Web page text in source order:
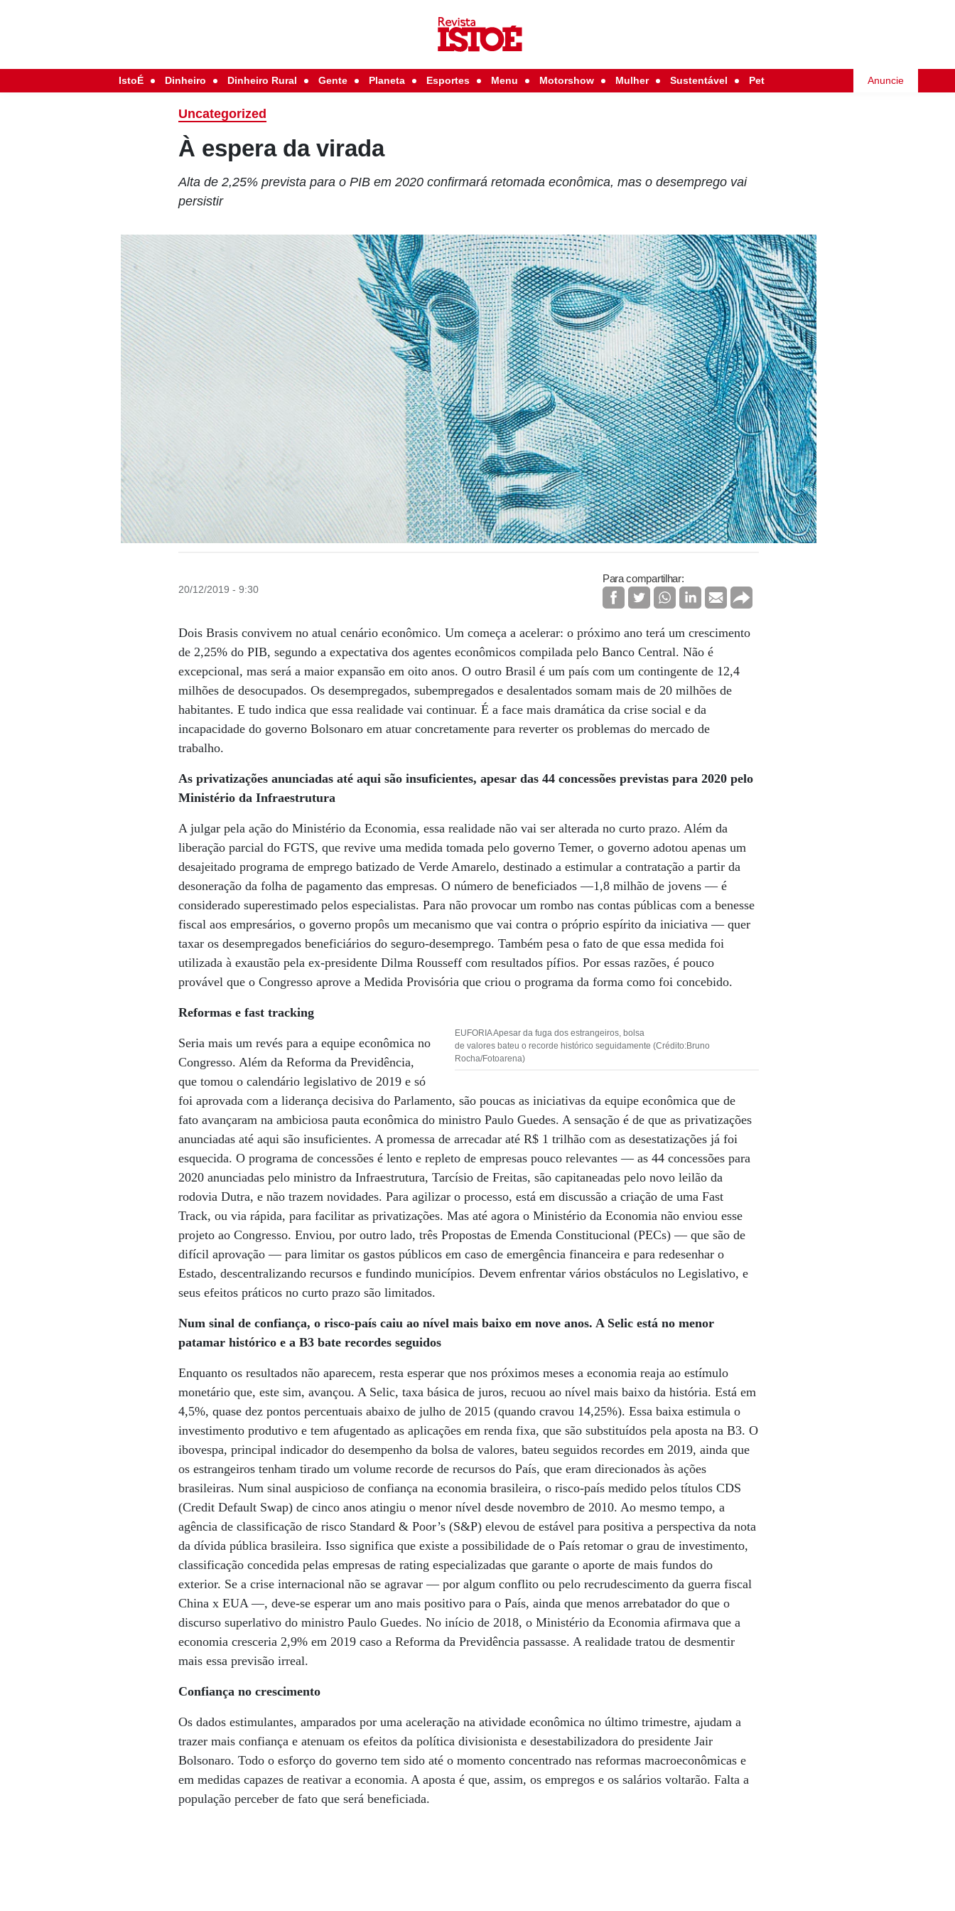
IstoÉ Dinheiro Dinheiro Rural Gente Planeta Esportes Menu Motorshow Mulher Sustentável Pet Anuncie
Uncategorized
À espera da virada
Alta de 2,25% prevista para o PIB em 2020 confirmará retomada econômica, mas o desemprego vai
persistir
20/12/2019 - 9:30
Para compartilhar:
Dois Brasis convivem no atual cenário econômico. Um começa a acelerar: o próximo ano terá um crescimento
de 2,25% do PIB, segundo a expectativa dos agentes econômicos compilada pelo Banco Central. Não é
excepcional, mas será a maior expansão em oito anos. O outro Brasil é um país com um contingente de 12,4
milhões de desocupados. Os desempregados, subempregados e desalentados somam mais de 20 milhões de
habitantes. E tudo indica que essa realidade vai continuar. É a face mais dramática da crise social e da
incapacidade do governo Bolsonaro em atuar concretamente para reverter os problemas do mercado de
trabalho.
As privatizações anunciadas até aqui são insuficientes, apesar das 44 concessões previstas para 2020 pelo
Ministério da Infraestrutura
A julgar pela ação do Ministério da Economia, essa realidade não vai ser alterada no curto prazo. Além da
liberação parcial do FGTS, que revive uma medida tomada pelo governo Temer, o governo adotou apenas um
desajeitado programa de emprego batizado de Verde Amarelo, destinado a estimular a contratação a partir da
desoneração da folha de pagamento das empresas. O número de beneficiados —1,8 milhão de jovens — é
considerado superestimado pelos especialistas. Para não provocar um rombo nas contas públicas com a benesse
fiscal aos empresários, o governo propôs um mecanismo que vai contra o próprio espírito da iniciativa — quer
taxar os desempregados beneficiários do seguro-desemprego. Também pesa o fato de que essa medida foi
utilizada à exaustão pela ex-presidente Dilma Rousseff com resultados pífios. Por essas razões, é pouco
provável que o Congresso aprove a Medida Provisória que criou o programa da forma como foi concebido.
EUFORIA Apesar da fuga dos estrangeiros, bolsa
de valores bateu o recorde histórico seguidamente (Crédito:Bruno
Rocha/Fotoarena)
Reformas e fast tracking
Seria mais um revés para a equipe econômica no
Congresso. Além da Reforma da Previdência,
que tomou o calendário legislativo de 2019 e só
foi aprovada com a liderança decisiva do Parlamento, são poucas as iniciativas da equipe econômica que de
fato avançaram na ambiciosa pauta econômica do ministro Paulo Guedes. A sensação é de que as privatizações
anunciadas até aqui são insuficientes. A promessa de arrecadar até R$ 1 trilhão com as desestatizações já foi
esquecida. O programa de concessões é lento e repleto de empresas pouco relevantes — as 44 concessões para
2020 anunciadas pelo ministro da Infraestrutura, Tarcísio de Freitas, são capitaneadas pelo novo leilão da
rodovia Dutra, e não trazem novidades. Para agilizar o processo, está em discussão a criação de uma Fast
Track, ou via rápida, para facilitar as privatizações. Mas até agora o Ministério da Economia não enviou esse
projeto ao Congresso. Enviou, por outro lado, três Propostas de Emenda Constitucional (PECs) — que são de
difícil aprovação — para limitar os gastos públicos em caso de emergência financeira e para redesenhar o
Estado, descentralizando recursos e fundindo municípios. Devem enfrentar vários obstáculos no Legislativo, e
seus efeitos práticos no curto prazo são limitados.
Num sinal de confiança, o risco-país caiu ao nível mais baixo em nove anos. A Selic está no menor
patamar histórico e a B3 bate recordes seguidos
Enquanto os resultados não aparecem, resta esperar que nos próximos meses a economia reaja ao estímulo
monetário que, este sim, avançou. A Selic, taxa básica de juros, recuou ao nível mais baixo da história. Está em
4,5%, quase dez pontos percentuais abaixo de julho de 2015 (quando cravou 14,25%). Essa baixa estimula o
investimento produtivo e tem afugentado as aplicações em renda fixa, que são substituídos pela aposta na B3. O
ibovespa, principal indicador do desempenho da bolsa de valores, bateu seguidos recordes em 2019, ainda que
os estrangeiros tenham tirado um volume recorde de recursos do País, que eram direcionados às ações
brasileiras. Num sinal auspicioso de confiança na economia brasileira, o risco-país medido pelos títulos CDS
(Credit Default Swap) de cinco anos atingiu o menor nível desde novembro de 2010. Ao mesmo tempo, a
agência de classificação de risco Standard & Poor’s (S&P) elevou de estável para positiva a perspectiva da nota
da dívida pública brasileira. Isso significa que existe a possibilidade de o País retomar o grau de investimento,
classificação concedida pelas empresas de rating especializadas que garante o aporte de mais fundos do
exterior. Se a crise internacional não se agravar — por algum conflito ou pelo recrudescimento da guerra fiscal
China x EUA —, deve-se esperar um ano mais positivo para o País, ainda que menos arrebatador do que o
discurso superlativo do ministro Paulo Guedes. No início de 2018, o Ministério da Economia afirmava que a
economia cresceria 2,9% em 2019 caso a Reforma da Previdência passasse. A realidade tratou de desmentir
mais essa previsão irreal.
Confiança no crescimento
Os dados estimulantes, amparados por uma aceleração na atividade econômica no último trimestre, ajudam a
trazer mais confiança e atenuam os efeitos da política divisionista e desestabilizadora do presidente Jair
Bolsonaro. Todo o esforço do governo tem sido até o momento concentrado nas reformas macroeconômicas e
em medidas capazes de reativar a economia. A aposta é que, assim, os empregos e os salários voltarão. Falta a
população perceber de fato que será beneficiada.